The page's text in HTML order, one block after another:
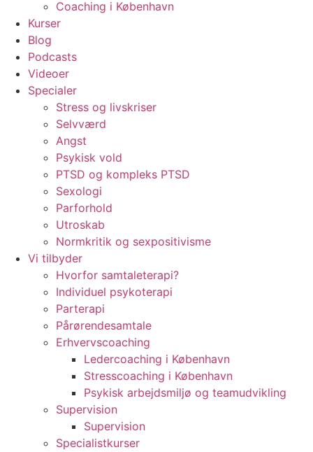
Coaching i København
Kurser
Blog
Podcasts
Videoer
Specialer
Stress og livskriser
Selvværd
Angst
Psykisk vold
PTSD og kompleks PTSD
Sexologi
Parforhold
Utroskab
Normkritik og sexpositivisme
Vi tilbyder
Hvorfor samtaleterapi?
Individuel psykoterapi
Parterapi
Pårørendesamtale
Erhvervscoaching
Ledercoaching i København
Stresscoaching i København
Psykisk arbejdsmiljø og teamudvikling
Supervision
Supervision
Specialistkurser